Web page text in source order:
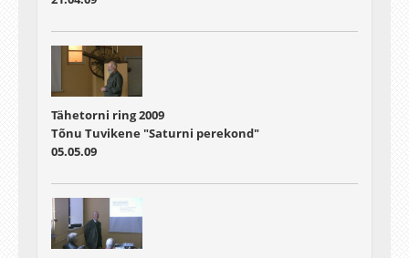
Tähetorni ring 2009
Tõnu Tuvikene "Saturni perekond"
05.05.09